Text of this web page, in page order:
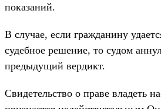
показаний.
В случае, если гражданину
судебное решение, то судом
предыдущий вердикт.
Свидетельство о праве владеть